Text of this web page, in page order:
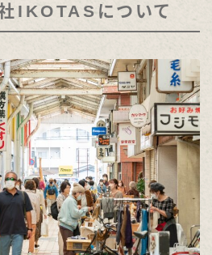
IKOTASについて